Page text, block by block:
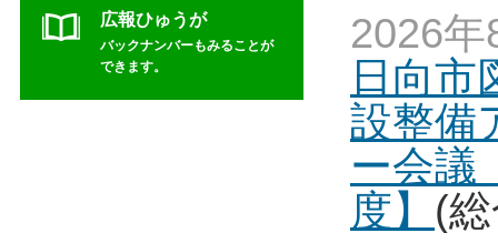
2026
日向市
設整備
ー会議
度】 (
広報ひゅうが
バックナンバーもみることが
できます。